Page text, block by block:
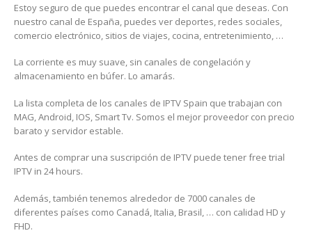
Estoy seguro de que puedes encontrar el canal que deseas. Con
nuestro canal de España, puedes ver deportes, redes sociales,
comercio electrónico, sitios de viajes, cocina, entretenimiento, …
La corriente es muy suave, sin canales de congelación y
almacenamiento en búfer. Lo amarás.
La lista completa de los canales de IPTV Spain que trabajan con
MAG, Android, IOS, Smart Tv. Somos el mejor proveedor con precio
barato y servidor estable.
Antes de comprar una suscripción de IPTV puede tener free trial
IPTV in 24 hours.
Además, también tenemos alrededor de 7000 canales de
diferentes países como Canadá, Italia, Brasil, … con calidad HD y
FHD.